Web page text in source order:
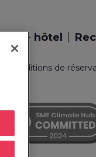
vol + hôtel
Conditions de